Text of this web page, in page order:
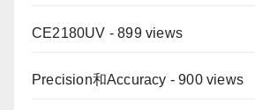
CE2180UV - 899 views
Precision和Accuracy - 900 views